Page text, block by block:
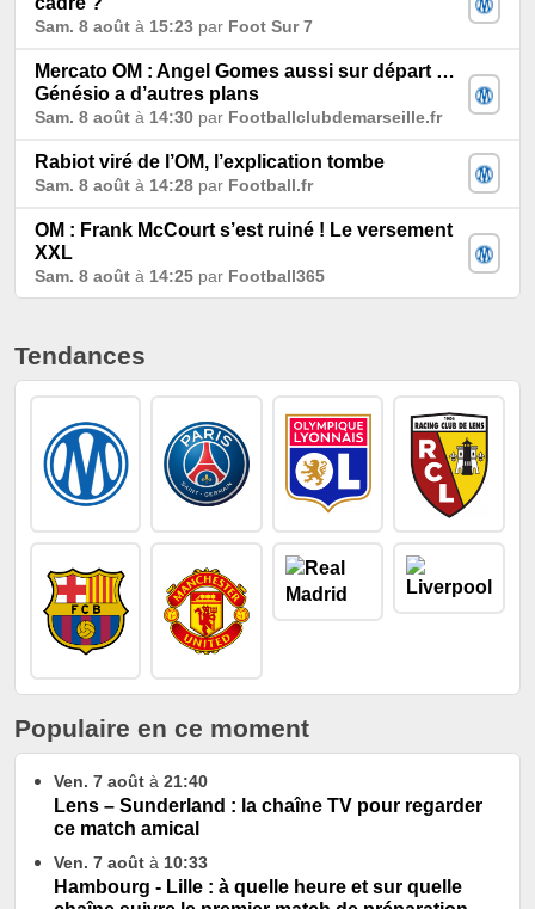
Sam. 8 août à 15:23 par Foot Sur 7
Mercato OM : Angel Gomes aussi sur départ …
Génésio a d’autres plans
Sam. 8 août à 14:30 par Footballclubdemarseille.fr
Rabiot viré de l’OM, l’explication tombe
Sam. 8 août à 14:28 par Football.fr
OM : Frank McCourt s’est ruiné ! Le versement
XXL
Sam. 8 août à 14:25 par Football365
Tendances
Populaire en ce moment
Ven. 7 août à 21:40
Lens – Sunderland : la chaîne TV pour regarder
ce match amical
Ven. 7 août à 10:33
Hambourg - Lille : à quelle heure et sur quelle